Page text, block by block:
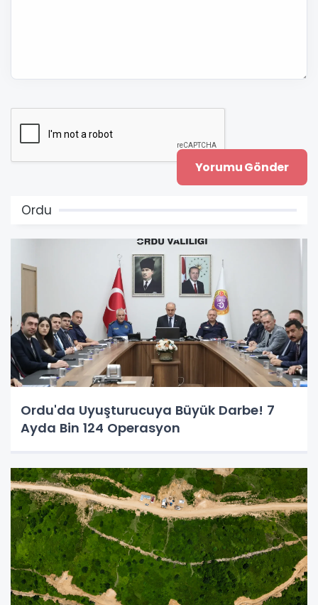
Ordu
Ordu'da Uyuşturucuya Büyük Darbe! 7
Ayda Bin 124 Operasyon